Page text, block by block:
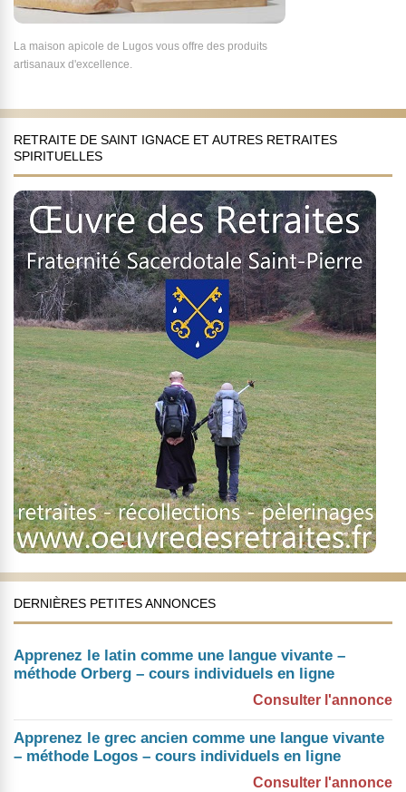
La maison apicole de Lugos vous offre des produits
artisanaux d'excellence.
RETRAITE DE SAINT IGNACE ET AUTRES RETRAITES
SPIRITUELLES
DERNIÈRES PETITES ANNONCES
Apprenez le latin comme une langue vivante –
méthode Orberg – cours individuels en ligne
Consulter l'annonce
Apprenez le grec ancien comme une langue vivante
– méthode Logos – cours individuels en ligne
Consulter l'annonce